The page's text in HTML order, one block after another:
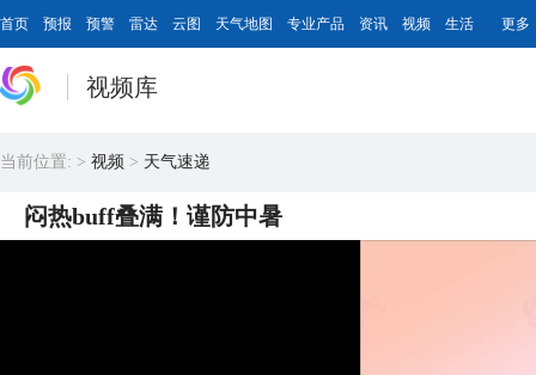
首页 预报 预警 雷达 云图 天气地图 专业产品 资讯 视频 生活 更多
视频库
当前位置: > 视频 > 天气速递
闷热buff叠满！谨防中暑